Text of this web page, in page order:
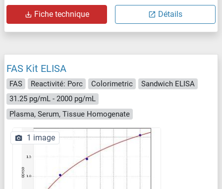
Fiche technique Détails
FAS Kit ELISA
FAS Reactivité: Porc Colorimetric
Sandwich ELISA
31.25 pg/mL - 2000 pg/mL
Plasma, Serum, Tissue Homogenate
1 image